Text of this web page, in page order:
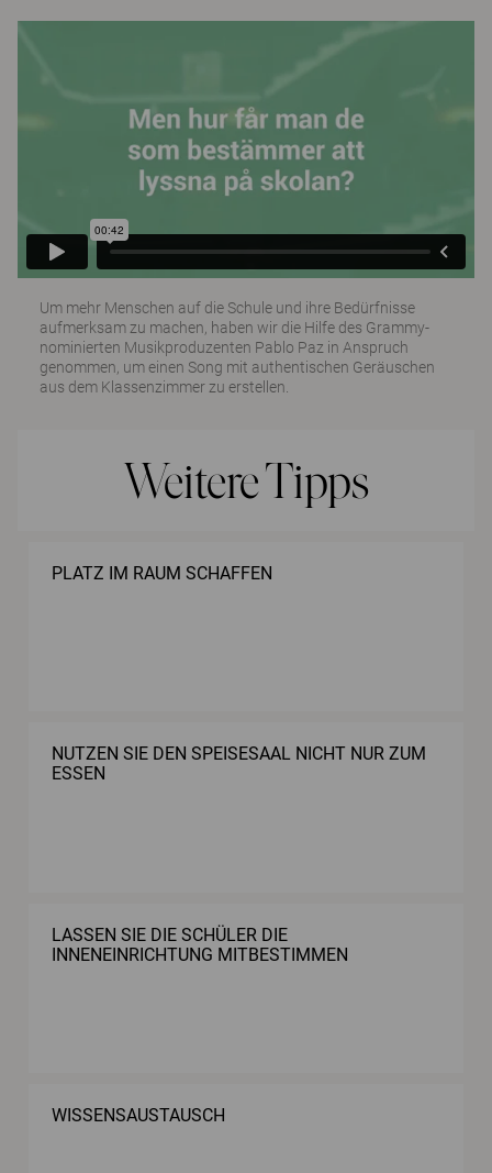
Um mehr Menschen auf die Schule und ihre Bedürfnisse
aufmerksam zu machen, haben wir die Hilfe des Grammy-
nominierten Musikproduzenten Pablo Paz in Anspruch
genommen, um einen Song mit authentischen Geräuschen
aus dem Klassenzimmer zu erstellen.
Weitere Tipps
PLATZ IM RAUM SCHAFFEN
NUTZEN SIE DEN SPEISESAAL NICHT NUR ZUM
ESSEN
LASSEN SIE DIE SCHÜLER DIE
INNENEINRICHTUNG MITBESTIMMEN
WISSENSAUSTAUSCH